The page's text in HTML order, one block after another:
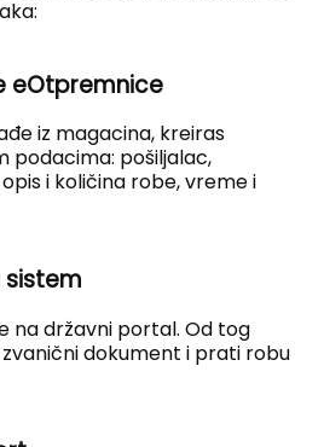
eOtpremnice
iz magacina, kreiras
podacima: pošiljalac,
i količina robe, vreme i
sistem
na državni portal. Od tog
dokument i prati robu